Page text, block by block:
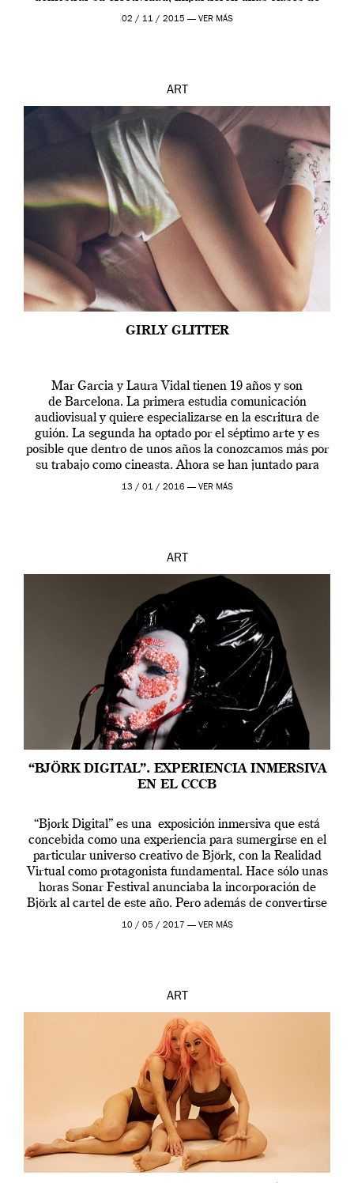
prueba en el Tate […]
02 / 11 / 2015 — VER MÁS
ART
GIRLY GLITTER
Mar Garcia y Laura Vidal tienen 19 años y son
de Barcelona. La primera estudia comunicación
audiovisual y quiere especializarse en la escritura de
guión. La segunda ha optado por el séptimo arte y es
posible que dentro de unos años la conozcamos más por
su trabajo como cineasta. Ahora se han juntado para
contarnos una […]
13 / 01 / 2016 — VER MÁS
ART
“BJÖRK DIGITAL”. EXPERIENCIA INMERSIVA
EN EL CCCB
“Bjork Digital” es una exposición inmersiva que está
concebida como una experiencia para sumergirse en el
particular universo creativo de Björk, con la Realidad
Virtual como protagonista fundamental. Hace sólo unas
horas Sonar Festival anunciaba la incorporación de
Björk al cartel de este año. Pero además de convertirse
en una de las actuaciones más relevantes […]
10 / 05 / 2017 — VER MÁS
ART